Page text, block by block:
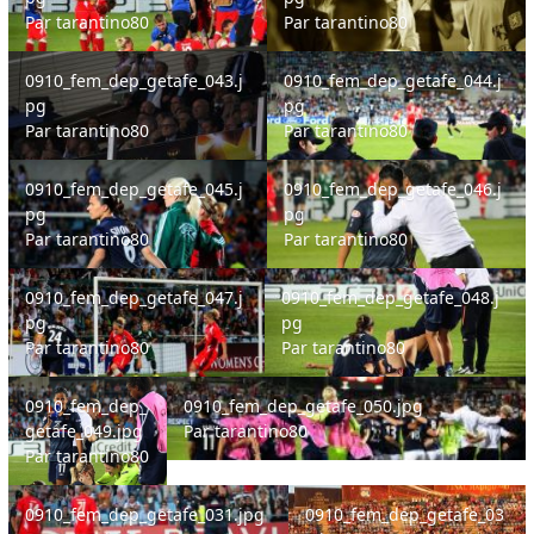
Partarantino80
Par tarantino80
0910_fem_dep_getafe_043.jpg
0910_fem_dep_getafe_043.j
pg
Partarantino80
0910_fem_dep_getafe_044.jpg
0910_fem_dep_getafe_044.j
pg
Partarantino80
0910_fem_dep_getafe_045.jpg
0910_fem_dep_getafe_045.j
pg
Partarantino80
0910_fem_dep_getafe_046.jpg
0910_fem_dep_getafe_046.j
pg
Par tarantino80
0910_fem_dep_getafe_047.jpg
0910_fem_dep_getafe_047.j
pg
Partarantino80
0910_fem_dep_getafe_048.jpg
0910_fem_dep_getafe_048.j
pg
Par tarantino80
0910_fem_dep_getafe_049.jpg
0910_fem_dep_
getafe_049.jpg
Partarantino80
0910_fem_dep_getafe_050.jpg
0910_fem_dep_getafe_050.jpg
Partarantino80
0910_fem_dep_getafe_031.jpg
0910_fem_dep_getafe_031.jpg
0910_fem_dep_getafe_032.jpg
0910_fem_dep_getafe_03